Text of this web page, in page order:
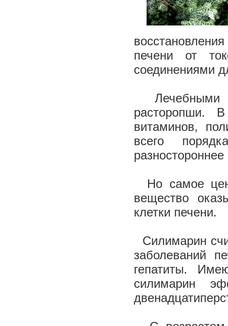
печени от
соединениями
Лечебными
расторопши.
витаминов,
всего
Но самое
вещество
клетки печени.
Силимарин
заболеваний
гепатиты.
силимарин